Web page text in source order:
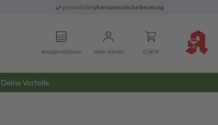
persönliche pharmazeutische Beratung
Rezept einlösen Mein Konto 0,00 €
Deine Vorteile